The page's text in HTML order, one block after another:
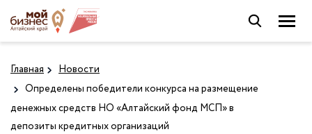
Главная
Новости
Определены победители конкурса на размещение
денежных средств НО «Алтайский фонд МСП» в
депозиты кредитных организаций